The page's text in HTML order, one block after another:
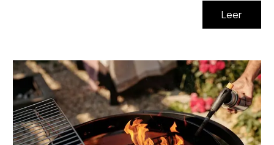
Leer